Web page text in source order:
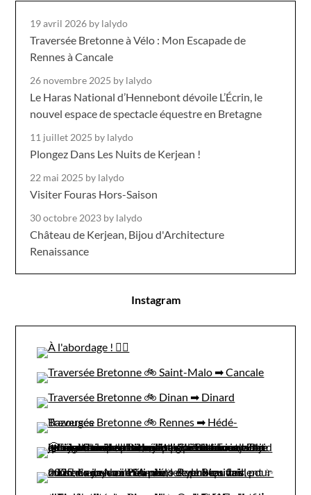
19 avril 2026 by lalydo
Traversée Bretonne à Vélo : Mon Escapade de
Rennes à Cancale
26 novembre 2025 by lalydo
Le Haras National d’Hennebont dévoile L’Écrin, le
nouvel espace de spectacle équestre en Bretagne
11 juillet 2025 by lalydo
Plongez Dans Les Nuits de Kerjean !
22 mai 2025 by lalydo
Visiter Fouras Hors-Saison
30 octobre 2023 by lalydo
Château de Kerjean, Bijou d'Architecture
Renaissance
Instagram